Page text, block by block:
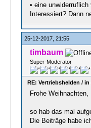
• eine
Interessiert? Dann
25-12-2017, 21:55
timbaum
Super-Moderator
RE: Vertriebshelden /
Frohe Weihnachten,
so hab das mal
Die Beiträge habe